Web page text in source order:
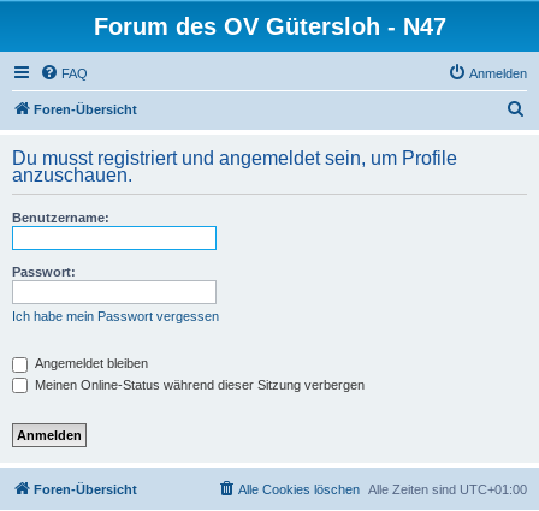
Forum des OV Gütersloh - N47
FAQ Anmelden
Foren-Übersicht
h
Du musst registriert und angemeldet sein, um Profile
anzuschauen.
Benutzername:
Passwort:
Ich habe mein Passwort vergessen
Angemeldet bleiben
Meinen Online-Status während dieser Sitzung verbergen
Foren-Übersicht Alle Zeiten sind UTC+01:00
Alle Cookies löschen